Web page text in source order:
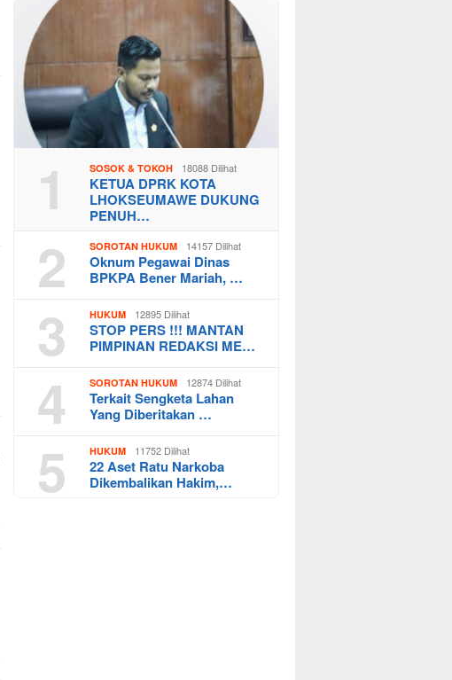
1 SOSOK & TOKOH 18088 Dilihat
KETUA DPRK KOTA
LHOKSEUMAWE DUKUNG
PENUH…
2 SOROTAN HUKUM 14157 Dilihat
Oknum Pegawai Dinas
BPKPA Bener Mariah, …
3 HUKUM 12895 Dilihat
STOP PERS !!! MANTAN
PIMPINAN REDAKSI ME…
4 SOROTAN HUKUM 12874 Dilihat
Terkait Sengketa Lahan
Yang Diberitakan …
5 HUKUM 11752 Dilihat
22 Aset Ratu Narkoba
Dikembalikan Hakim,…